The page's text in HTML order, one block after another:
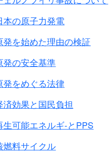
本の原子力発電
発を始めた理由の検証
発の安全基準
発をめぐる法律
済効果と国民負担
生可能エネルギ-とPPS
燃料サイクル